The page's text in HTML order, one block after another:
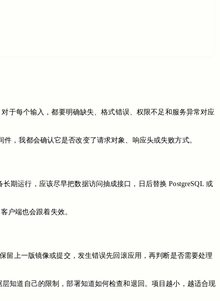
对于每个输入，都要明确缺失、格式错误、权限不足和服务异常对应
，我都会确认它是否改变了请求对象、响应头或失败方式。
期运行，应该尽早把数据访问抽成接口，日后替换 PostgreSQL 或
户端也会跟着失效。
留上一版镜像或提交，发生错误先回滚应用，再判断是否需要处理
知道自己的限制，部署知道如何检查和退回。项目越小，越适合现